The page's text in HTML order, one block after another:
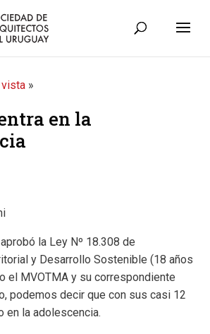
»
en la
la Ley Nº 18.308 de
y Desarrollo Sostenible (18 años
el MVOTMA y su correspondiente
podemos decir que con sus casi 12
en la adolescencia.